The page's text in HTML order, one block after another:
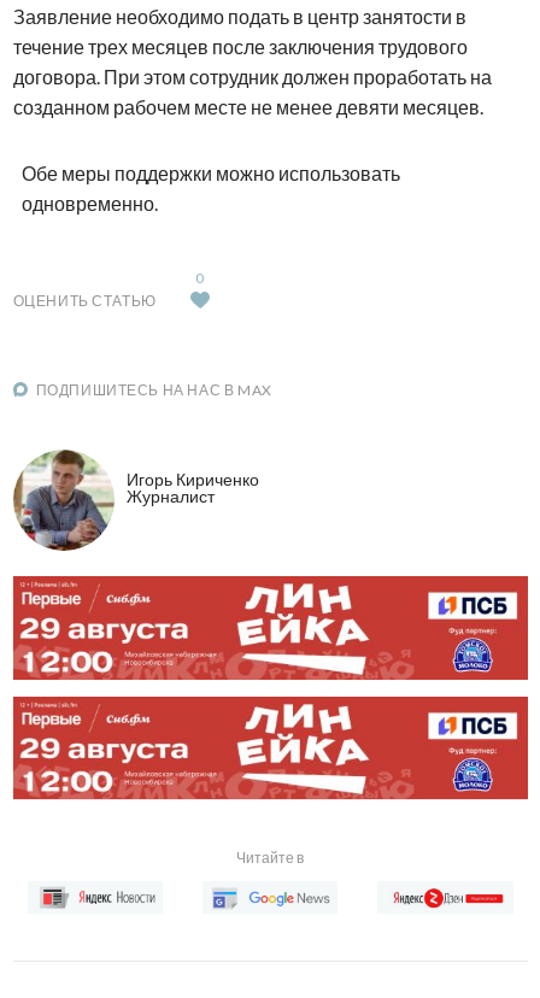
Заявление необходимо подать в центр занятости в
течение трех месяцев после заключения трудового
договора. При этом сотрудник должен проработать на
созданном рабочем месте не менее девяти месяцев.
Обе меры поддержки можно использовать
одновременно.
ОЦЕНИТЬ СТАТЬЮ
0
ПОДПИШИТЕСЬ НА НАС В MAX
Игорь Кириченко
Журналист
Читайте в